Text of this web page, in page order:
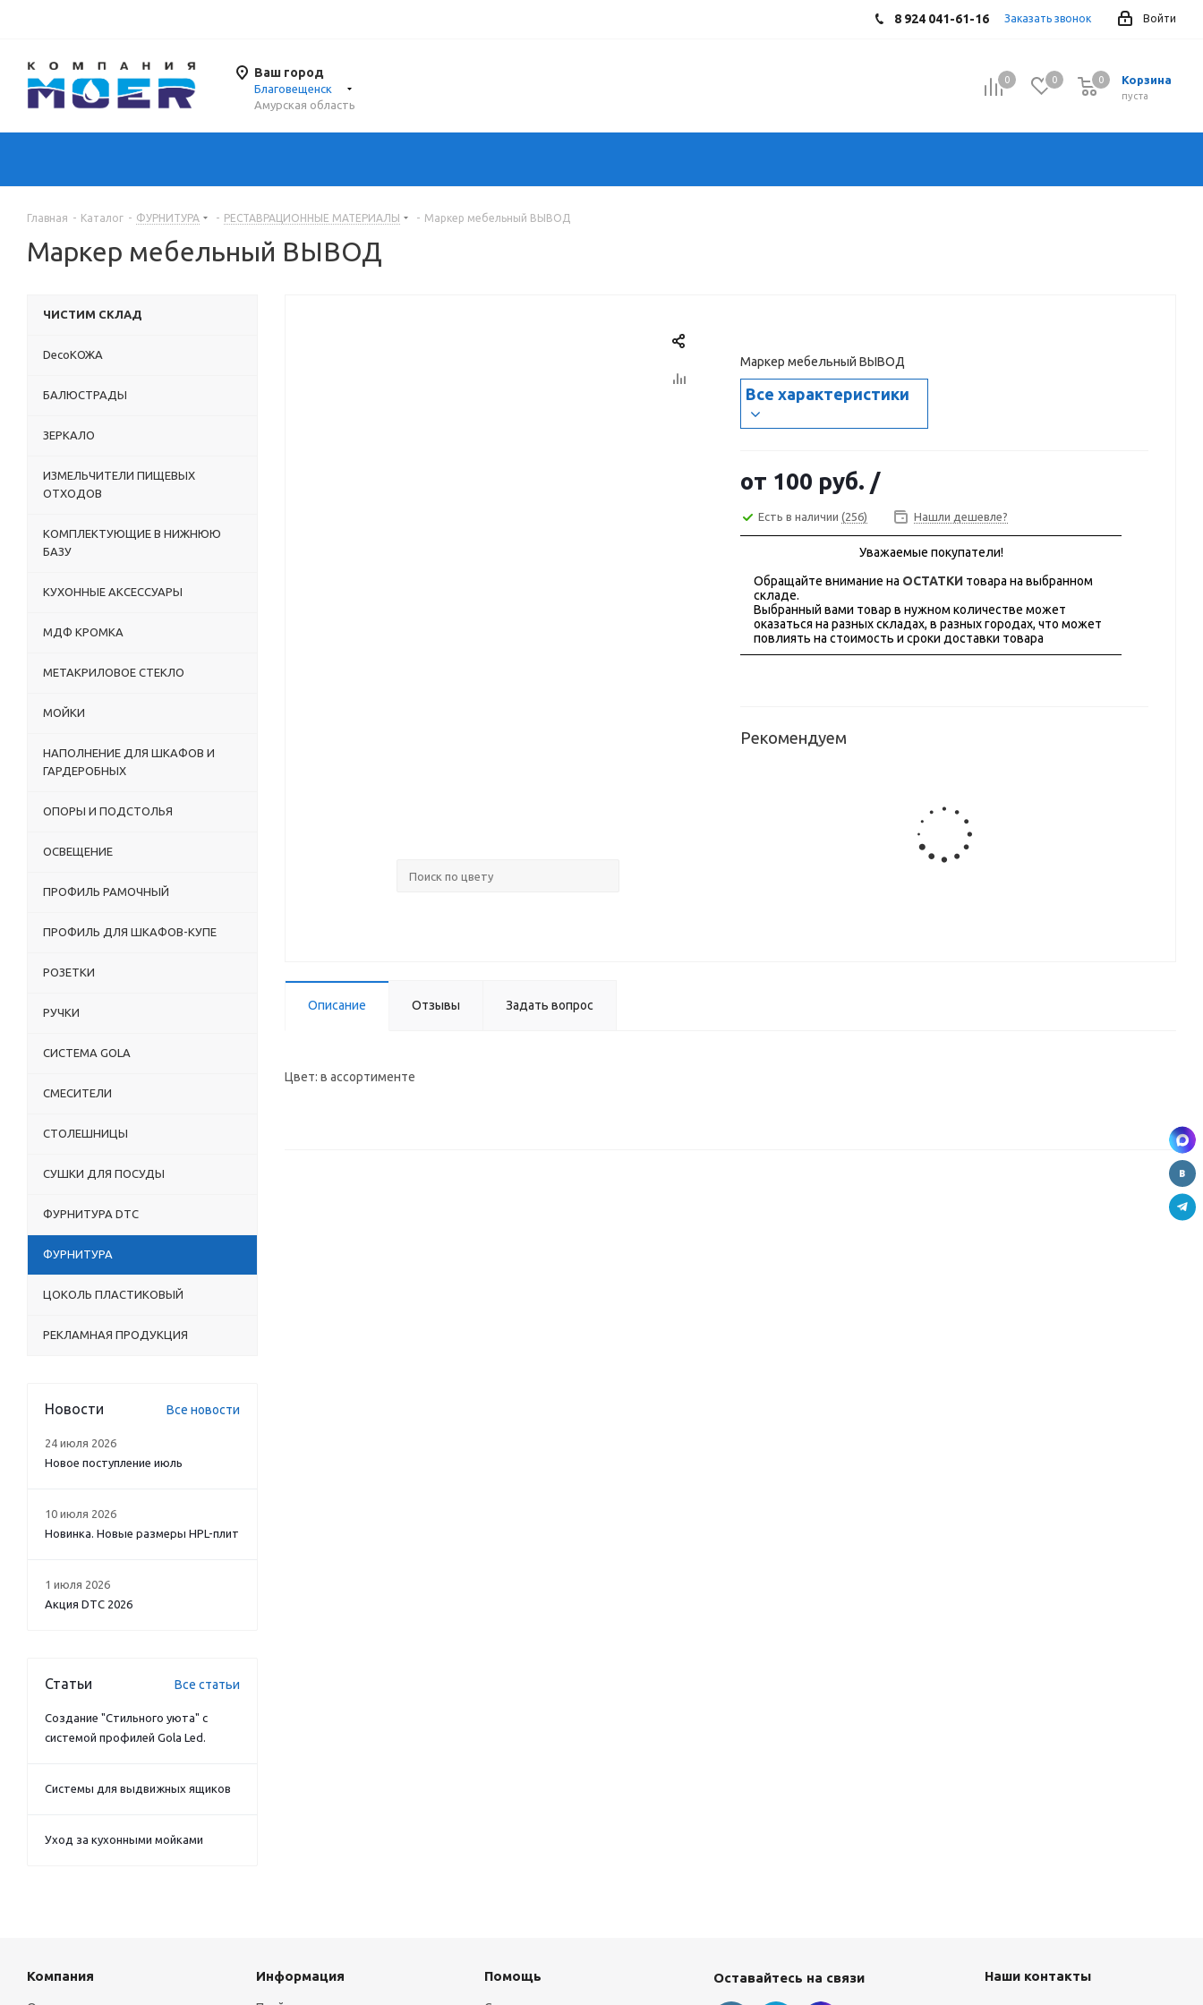
Войти
8 924 041-61-16 Заказать звонок
Ваш город
Благовещенск
Амурская область
0 0 Корзина
0
пуста
0
Главная - Каталог - ФУРНИТУРА - РЕСТАВРАЦИОННЫЕ МАТЕРИАЛЫ - Маркер мебельный ВЫВОД
Маркер мебельный ВЫВОД
Маркер мебельный ВЫВОД
Все характеристики
от 100 руб. /
Есть в наличии (256) Нашли дешевле?
Уважаемые покупатели!
Обращайте внимание на ОСТАТКИ товара на выбранном
складе.
Выбранный вами товар в нужном количестве может
оказаться на разных складах, в разных городах, что может
повлиять на стоимость и сроки доставки товара
Рекомендуем
Описание Отзывы Задать вопрос
Цвет: в ассортименте
ЧИСТИМ СКЛАД
DecoКОЖА
БАЛЮСТРАДЫ
ЗЕРКАЛО
ИЗМЕЛЬЧИТЕЛИ ПИЩЕВЫХ
ОТХОДОВ
КОМПЛЕКТУЮЩИЕ В НИЖНЮЮ
БАЗУ
КУХОННЫЕ АКСЕССУАРЫ
МДФ КРОМКА
МЕТАКРИЛОВОЕ СТЕКЛО
МОЙКИ
НАПОЛНЕНИЕ ДЛЯ ШКАФОВ И
ГАРДЕРОБНЫХ
ОПОРЫ И ПОДСТОЛЬЯ
ОСВЕЩЕНИЕ
ПРОФИЛЬ РАМОЧНЫЙ
ПРОФИЛЬ ДЛЯ ШКАФОВ-КУПЕ
РОЗЕТКИ
РУЧКИ
СИСТЕМА GOLA
СМЕСИТЕЛИ
СТОЛЕШНИЦЫ
СУШКИ ДЛЯ ПОСУДЫ
ФУРНИТУРА DTC
ФУРНИТУРА
ЦОКОЛЬ ПЛАСТИКОВЫЙ
РЕКЛАМНАЯ ПРОДУКЦИЯ
Новости Все новости
24 июля 2026
Новое поступление июль
10 июля 2026
Новинка. Новые размеры HPL-плит
1 июля 2026
Акция DTC 2026
Статьи Все статьи
Создание "Стильного уюта" с
системой профилей Gola Led.
Системы для выдвижных ящиков
Уход за кухонными мойками
Компания Информация Помощь Оставайтесь на связи Наши контакты